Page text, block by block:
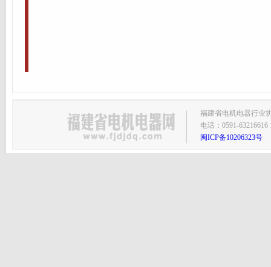
福建省电机电器行业
电话：0591-
闽ICP备10206323号